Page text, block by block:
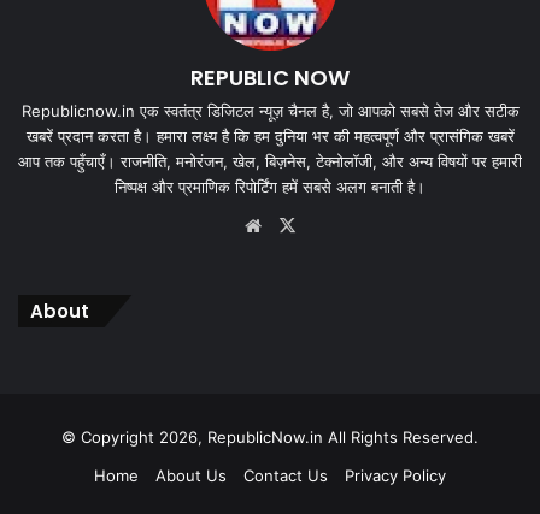
REPUBLIC NOW
Republicnow.in एक स्वतंत्र डिजिटल न्यूज़ चैनल है, जो आपको सबसे तेज और सटीक
खबरें प्रदान करता है। हमारा लक्ष्य है कि हम दुनिया भर की महत्वपूर्ण और प्रासंगिक खबरें
आप तक पहुँचाएँ। राजनीति, मनोरंजन, खेल, बिज़नेस, टेक्नोलॉजी, और अन्य विषयों पर हमारी
निष्पक्ष और प्रमाणिक रिपोर्टिंग हमें सबसे अलग बनाती है।
Website
About
© Copyright 2026, RepublicNow.in All Rights Reserved.
Home
About Us Contact Us Privacy Policy